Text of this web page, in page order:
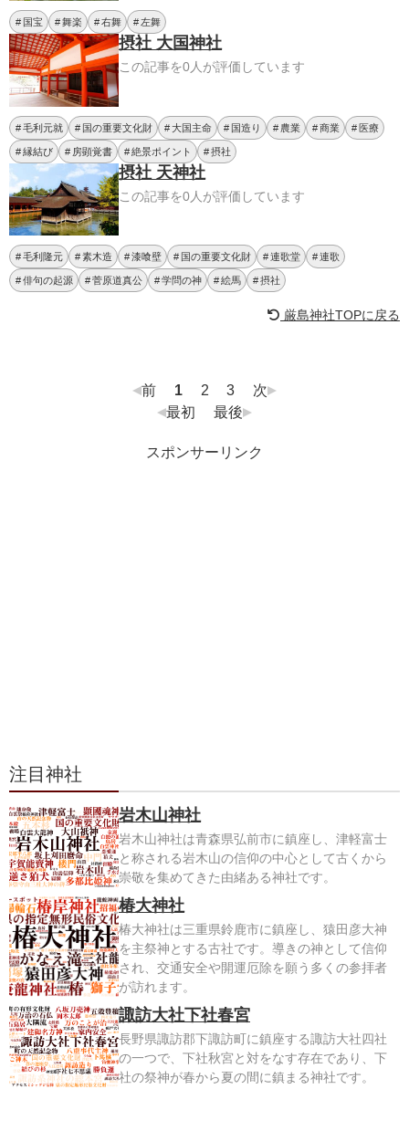
国宝 舞楽 右舞 左舞
摂社 大国神社
この記事を0人が評価しています
毛利元就 国の重要文化財 大国主命 国造り 農業 商業 医療
縁結び 房顕覚書 絶景ポイント 摂社
摂社 天神社
この記事を0人が評価しています
毛利隆元 素木造 漆喰壁 国の重要文化財 連歌堂 連歌
俳句の起源 菅原道真公 学問の神 絵馬 摂社
厳島神社TOPに戻る
前 1 2 3
次
最初
最後
スポンサーリンク
注目神社
岩木山神社
岩木山神社は青森県弘前市に鎮座し、津軽富士
と称される岩木山の信仰の中心として古くから
崇敬を集めてきた由緒ある神社です。
椿大神社
椿大神社は三重県鈴鹿市に鎮座し、猿田彦大神
を主祭神とする古社です。導きの神として信仰
され、交通安全や開運厄除を願う多くの参拝者
が訪れます。
諏訪大社下社春宮
長野県諏訪郡下諏訪町に鎮座する諏訪大社四社
の一つで、下社秋宮と対をなす存在であり、下
社の祭神が春から夏の間に鎮まる神社です。